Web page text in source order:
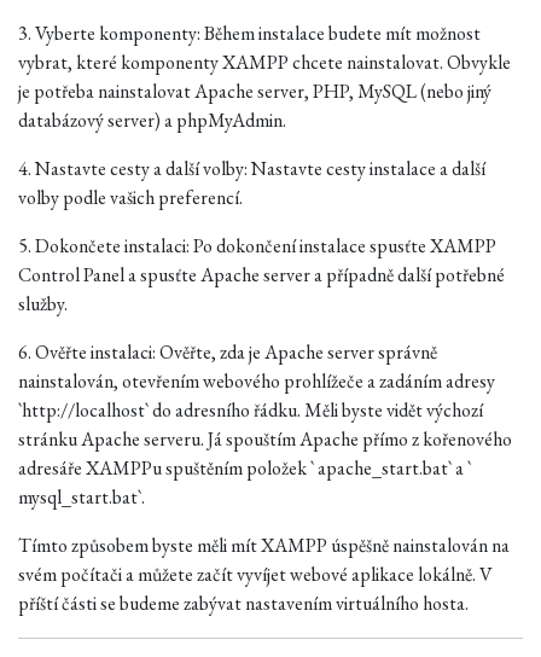
3. Vyberte komponenty: Během instalace budete mít možnost
vybrat, které komponenty XAMPP chcete nainstalovat. Obvykle
je potřeba nainstalovat Apache server, PHP, MySQL (nebo jiný
databázový server) a phpMyAdmin.
4. Nastavte cesty a další volby: Nastavte cesty instalace a další
volby podle vašich preferencí.
5. Dokončete instalaci: Po dokončení instalace spusťte XAMPP
Control Panel a spusťte Apache server a případně další potřebné
služby.
6. Ověřte instalaci: Ověřte, zda je Apache server správně
nainstalován, otevřením webového prohlížeče a zadáním adresy
`http://localhost` do adresního řádku. Měli byste vidět výchozí
stránku Apache serveru. Já spouštím Apache přímo z kořenového
adresáře XAMPPu spuštěním položek`apache_start.bat` a `
mysql_start.bat`.
Tímto způsobem byste měli mít XAMPP úspěšně nainstalován na
svém počítači a můžete začít vyvíjet webové aplikace lokálně. V
příští části se budeme zabývat nastavením virtuálního hosta.